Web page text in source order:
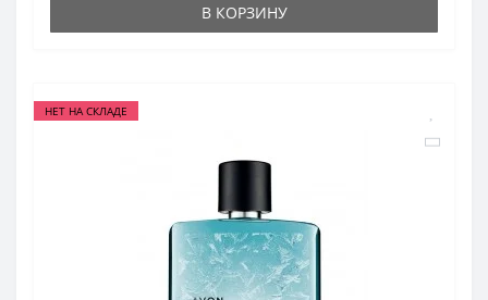
В КОРЗИНУ
НЕТ НА СКЛАДЕ